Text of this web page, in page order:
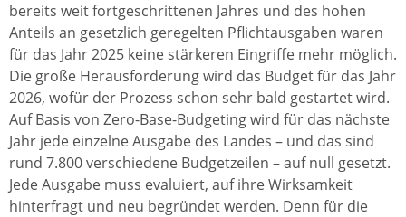
bereits weit fortgeschrittenen Jahres und des hohen
Anteils an gesetzlich geregelten Pflichtausgaben waren
für das Jahr 2025 keine stärkeren Eingriffe mehr möglich.
Die große Herausforderung wird das Budget für das Jahr
2026, wofür der Prozess schon sehr bald gestartet wird.
Auf Basis von Zero-Base-Budgeting wird für das nächste
Jahr jede einzelne Ausgabe des Landes – und das sind
rund 7.800 verschiedene Budgetzeilen – auf null gesetzt.
Jede Ausgabe muss evaluiert, auf ihre Wirksamkeit
hinterfragt und neu begründet werden. Denn für die